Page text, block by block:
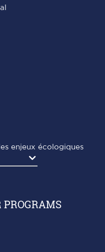
enjeux écologiques
Agrandir